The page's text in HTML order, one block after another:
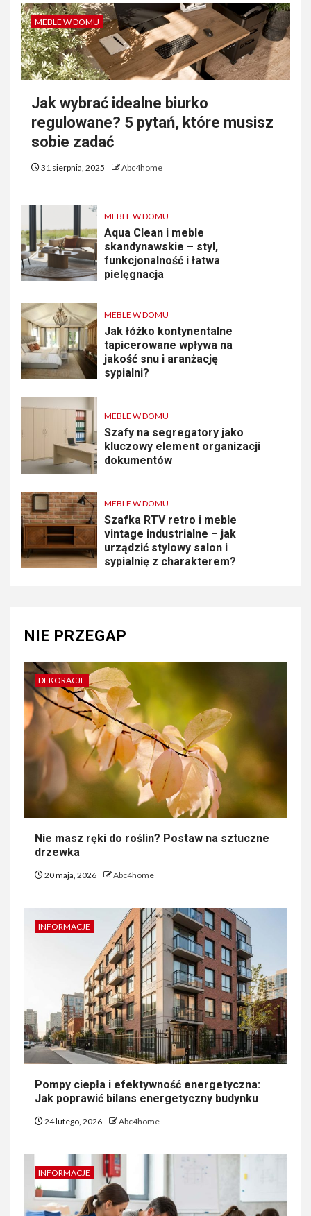
MEBLE W DOMU
Jak wybrać idealne biurko
regulowane? 5 pytań, które musisz
sobie zadać
31 sierpnia, 2025 Abc4home
MEBLE W DOMU
Aqua Clean i meble
skandynawskie – styl,
funkcjonalność i łatwa
pielęgnacja
MEBLE W DOMU
Jak łóżko kontynentalne
tapicerowane wpływa na
jakość snu i aranżację
sypialni?
MEBLE W DOMU
Szafy na segregatory jako
kluczowy element organizacji
dokumentów
MEBLE W DOMU
Szafka RTV retro i meble
vintage industrialne – jak
urządzić stylowy salon i
sypialnię z charakterem?
NIE PRZEGAP
DEKORACJE
Nie masz ręki do roślin? Postaw na sztuczne
drzewka
20 maja, 2026 Abc4home
INFORMACJE
Pompy ciepła i efektywność energetyczna:
Jak poprawić bilans energetyczny budynku
24 lutego, 2026 Abc4home
INFORMACJE